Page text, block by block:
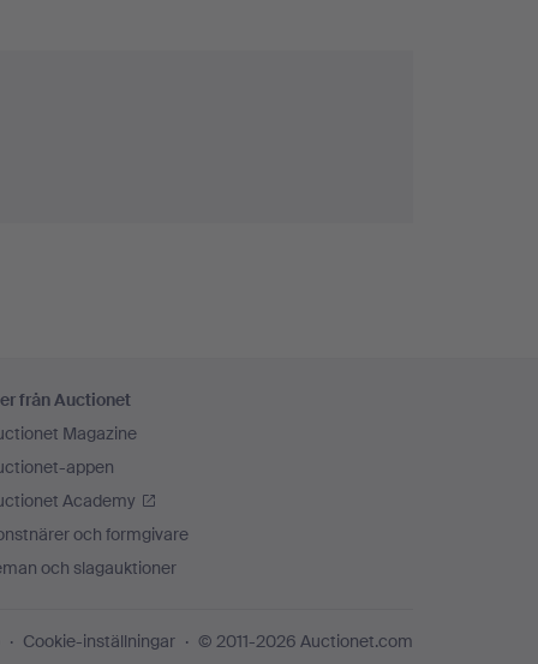
från Auctionet
Magazine
appen
Academy
och formgivare
och slagauktioner
Cookie-inställningar © 2011-2026 Auctionet.com